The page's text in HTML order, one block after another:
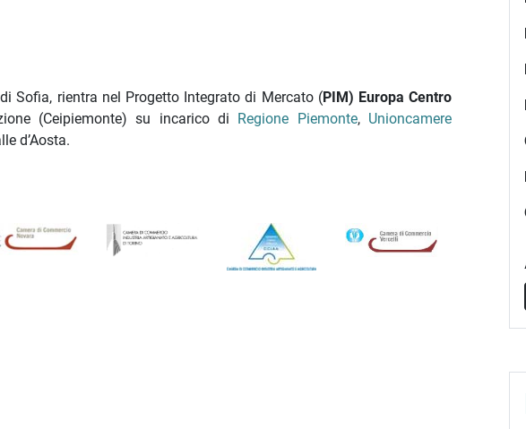
Sofia, rientra nel Progetto Integrato di Mercato (PIM) Europa Centro
(Ceipiemonte) su incarico di Regione Piemonte, Unioncamere
d’Aosta.